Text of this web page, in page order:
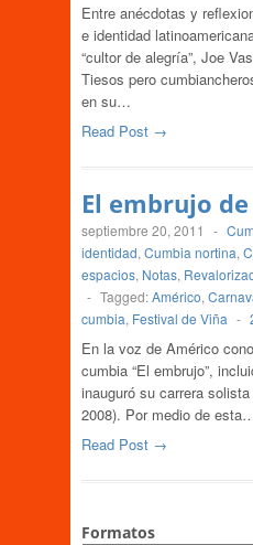
Entre anécdotas y
e identidad
“cultor de alegría”, Joe
Tiesos pero
en su…
Read Post →
El embrujo
septiembre 20, 2011 -
identidad, Cumbia nortina,
espacios, Notas,
- Tagged:Américo,
cumbia, Festival de Viña -
En la voz de Américo
cumbia “El embrujo”,
inauguró su carrera
2008). Por medio de
Read Post →
Formatos